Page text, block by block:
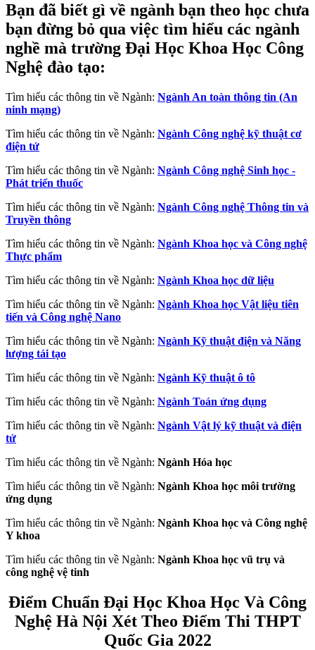
Bạn đã biết gì về ngành bạn theo học chưa
bạn đừng bỏ qua việc tìm hiểu các ngành
nghề mà trường Đại Học Khoa Học Công
Nghệ đào tạo:
Tìm hiểu các thông tin về Ngành: Ngành An toàn thông tin (An
ninh mạng)
Tìm hiểu các thông tin về Ngành: Ngành Công nghệ kỹ thuật cơ
điện tử
Tìm hiểu các thông tin về Ngành: Ngành Công nghệ Sinh học -
Phát triển thuốc
Tìm hiểu các thông tin về Ngành: Ngành Công nghệ Thông tin và
Truyền thông
Tìm hiểu các thông tin về Ngành: Ngành Khoa học và Công nghệ
Thực phẩm
Tìm hiểu các thông tin về Ngành: Ngành Khoa học dữ liệu
Tìm hiểu các thông tin về Ngành: Ngành Khoa học Vật liệu tiên
tiến và Công nghệ Nano
Tìm hiểu các thông tin về Ngành: Ngành Kỹ thuật điện và Năng
lượng tái tạo
Tìm hiểu các thông tin về Ngành: Ngành Kỹ thuật ô tô
Tìm hiểu các thông tin về Ngành: Ngành Toán ứng dụng
Tìm hiểu các thông tin về Ngành: Ngành Vật lý kỹ thuật và điện
tử
Tìm hiểu các thông tin về Ngành: Ngành Hóa học
Tìm hiểu các thông tin về Ngành: Ngành Khoa học môi trường
ứng dụng
Tìm hiểu các thông tin về Ngành: Ngành Khoa học và Công nghệ
Y khoa
Tìm hiểu các thông tin về Ngành: Ngành Khoa học vũ trụ và
công nghệ vệ tinh
Điểm Chuẩn Đại Học Khoa Học Và Công
Nghệ Hà Nội Xét Theo Điểm Thi THPT
Quốc Gia 2022